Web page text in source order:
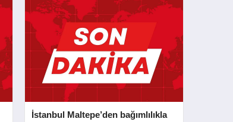
İstanbul Maltepe’den bağımlılıkla